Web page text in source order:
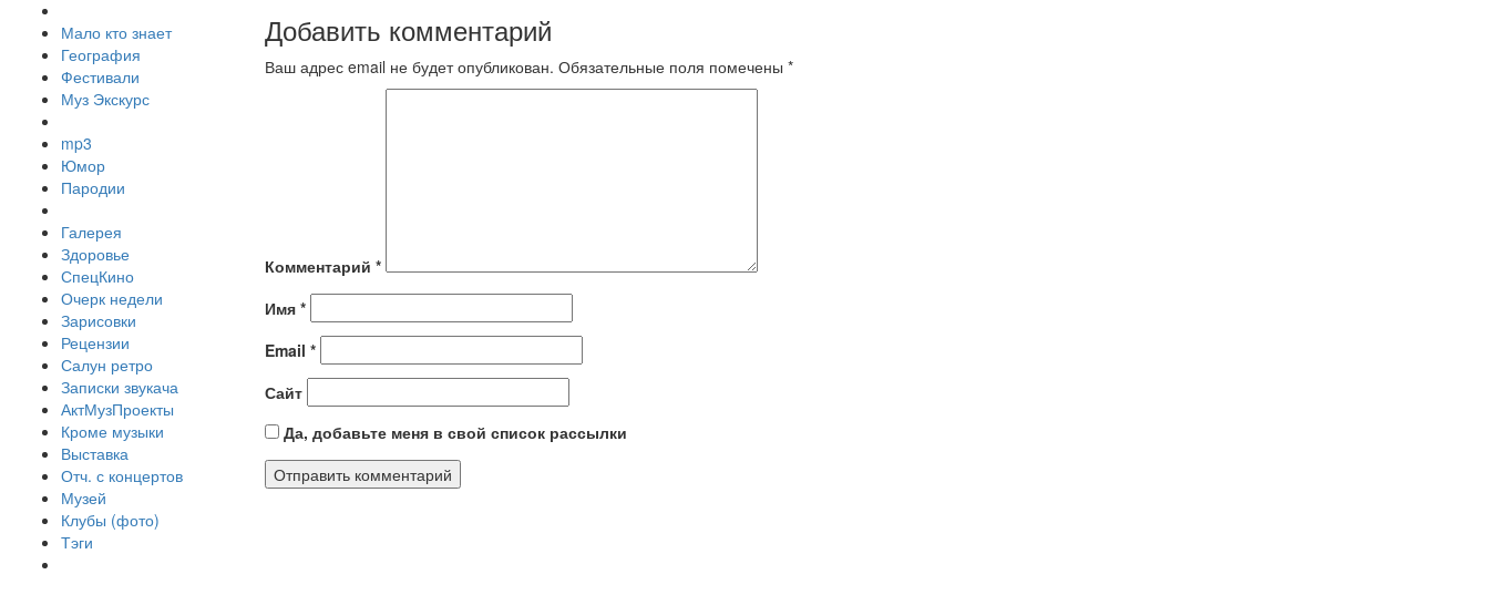
Мало кто знает
География
Фестивали
Муз Экскурс
mp3
Юмор
Пародии
Галерея
Здоровье
СпецКино
Очерк недели
Зарисовки
Рецензии
Салун ретро
Записки звукача
АктМузПроекты
Кроме музыки
Выставка
Отч. с концертов
Музей
Клубы (фото)
Тэги
Добавить комментарий
Ваш адрес email не будет опубликован. Обязательные поля помечены *
Комментарий *
Имя *
Email *
Сайт
Да, добавьте меня в свой список рассылки